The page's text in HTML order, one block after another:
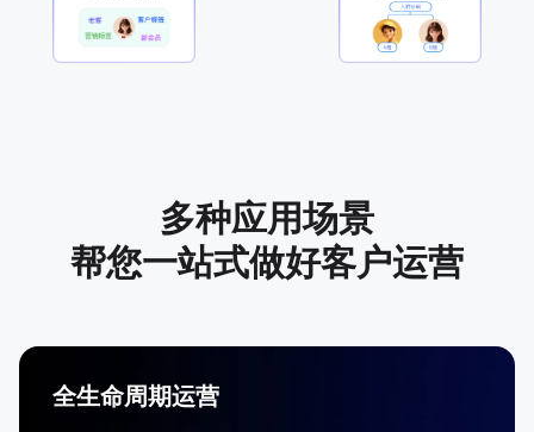
多种应用场景
帮您一站式做好客户运营
全生命周期运营